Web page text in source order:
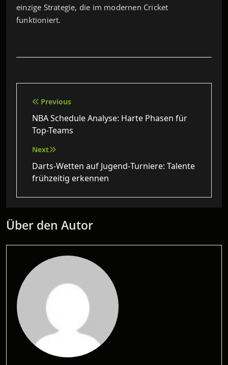
einzige Strategie, die im modernen Cricket
funktioniert.
Beitragsnavigation
Previous
NBA Schedule Analyse: Harte Phasen für
Top-Teams
Next
Darts-Wetten auf Jugend‑Turniere: Talente
frühzeitig erkennen
Über den Autor